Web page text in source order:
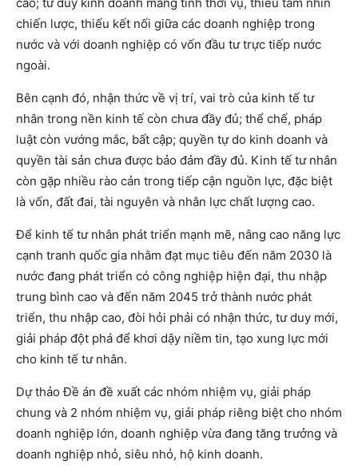
chiến lược, thiếu kết nối giữa các doanh nghiệp trong
nước và với doanh nghiệp có vốn đầu tư trực tiếp nước
ngoài.
Bên cạnh đó, nhận thức về vị trí, vai trò của kinh tế tư
nhân trong nền kinh tế còn chưa đầy đủ; thể chế, pháp
luật còn vướng mắc, bất cập; quyền tự do kinh doanh và
quyền tài sản chưa được bảo đảm đầy đủ. Kinh tế tư nhân
còn gặp nhiều rào cản trong tiếp cận nguồn lực, đặc biệt
là vốn, đất đai, tài nguyên và nhân lực chất lượng cao.
Để kinh tế tư nhân phát triển mạnh mẽ, nâng cao năng lực
cạnh tranh quốc gia nhằm đạt mục tiêu đến năm 2030 là
nước đang phát triển có công nghiệp hiện đại, thu nhập
trung bình cao và đến năm 2045 trở thành nước phát
triển, thu nhập cao, đòi hỏi phải có nhận thức, tư duy mới,
giải pháp đột phá để khơi dậy niềm tin, tạo xung lực mới
cho kinh tế tư nhân.
Dự thảo Đề án đề xuất các nhóm nhiệm vụ, giải pháp
chung và 2 nhóm nhiệm vụ, giải pháp riêng biệt cho nhóm
doanh nghiệp lớn, doanh nghiệp vừa đang tăng trưởng và
doanh nghiệp nhỏ, siêu nhỏ, hộ kinh doanh.